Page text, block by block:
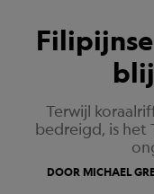
Terwijl
bedreigd, is
DOOR MICHAEL